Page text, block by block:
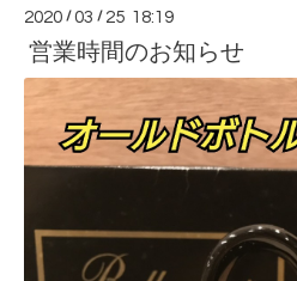
2020 /03 / 25 18:19
営業時間のお知らせ